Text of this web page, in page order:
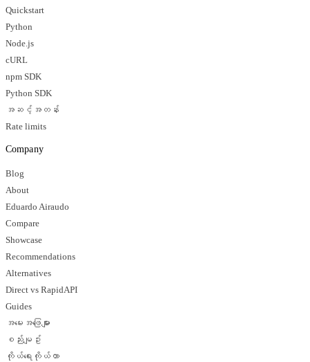
Quickstart
Python
Node.js
cURL
npm SDK
Python SDK
အဆင့်အတန်း
Rate limits
Company
Blog
About
Eduardo Airaudo
Compare
Showcase
Recommendations
Alternatives
Direct vs RapidAPI
Guides
အမေးအဖြေများ
စည်းမျဥ်း
ကိုယ်ရေးကိုယ်တာ